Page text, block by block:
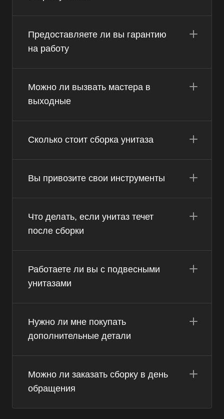
Предоставляете ли вы гарантию
на работу
Можно ли вызвать мастера в
выходные
Сколько стоит сборка унитаза
Вы привозите свои инструменты
Что делать, если унитаз течет
после сборки
Работаете ли вы с подвесными
унитазами
Нужно ли мне покупать
дополнительные детали
Можно ли заказать сборку в день
обращения